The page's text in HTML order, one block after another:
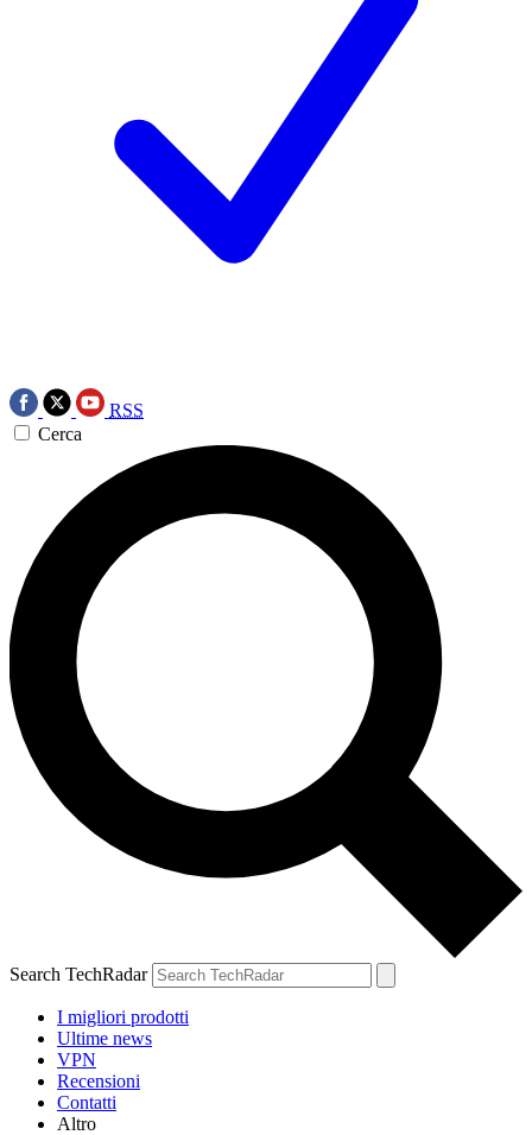
RSS
Cerca
Search TechRadar
I migliori prodotti
Ultime news
VPN
Recensioni
Contatti
Altro